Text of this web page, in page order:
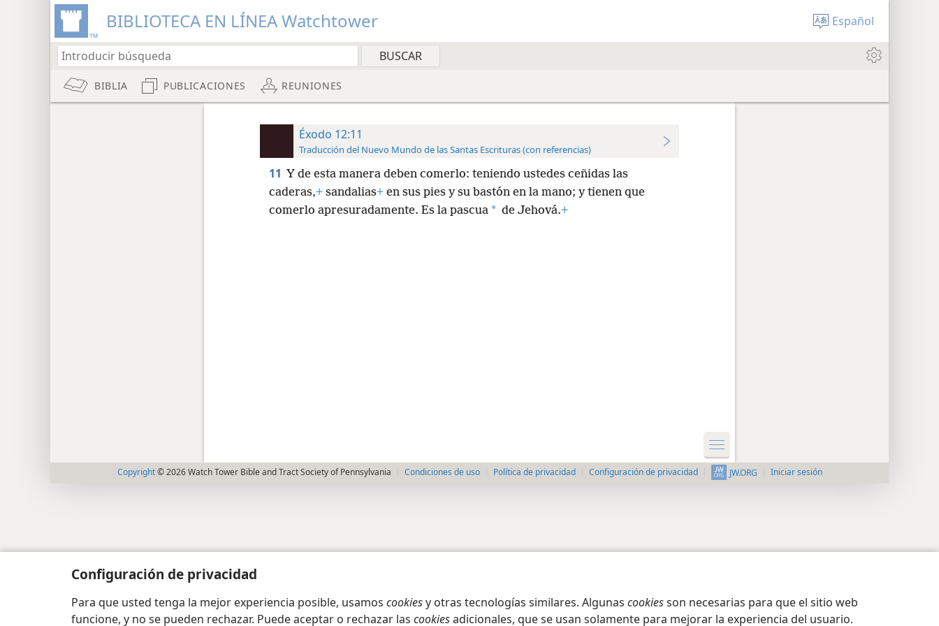
Configuración de privacidad
Para que usted tenga la mejor experiencia posible, usamos cookiesy otras tecnologías similares. Algunas cookiesson necesarias para que el sitio web
funcione, y no se pueden rechazar. Puede aceptar o rechazar las cookiesadicionales, que se usan solamente para mejorar la experiencia del usuario.
BIBLIOTECA EN LÍNEA Watchtower Español
BIBLIA PUBLICACIONES REUNIONES
Éxodo 12:11
Traducción del Nuevo Mundo de las Santas Escrituras (con referencias)
11 Y de esta manera deben comerlo: teniendo ustedes ceñidas las
caderas,+sandalias+en sus pies y su bastón en la mano; y tienen que
comerlo apresuradamente. Es la pascua * de Jehová.+
Copyright © 2026 Watch Tower Bible and Tract Society of Pennsylvania Condiciones de uso Política de privacidad Configuración de privacidad JW.ORG Iniciar sesión